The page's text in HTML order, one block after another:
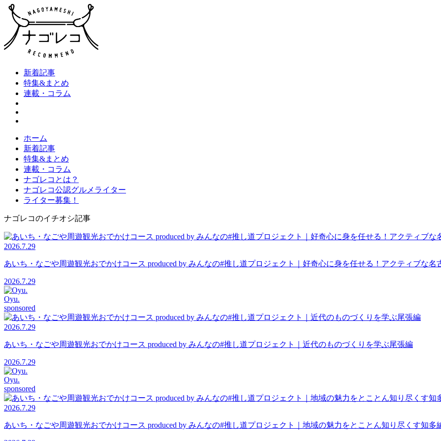
新着記事
特集&まとめ
連載・コラム
ホーム
新着記事
特集&まとめ
連載・コラム
ナゴレコとは？
ナゴレコ公認グルメライター
ライター募集！
ナゴレコのイチオシ記事
2026.7.29
あいち・なごや周遊観光おでかけコース produced by みんなの#推し道プロジェクト｜好奇心に身を任せる！アクティブな名
2026.7.29
Oyu.
sponsored
2026.7.29
あいち・なごや周遊観光おでかけコース produced by みんなの#推し道プロジェクト｜近代のものづくりを学ぶ尾張編
2026.7.29
Oyu.
sponsored
2026.7.29
あいち・なごや周遊観光おでかけコース produced by みんなの#推し道プロジェクト｜地域の魅力をとことん知り尽くす知多